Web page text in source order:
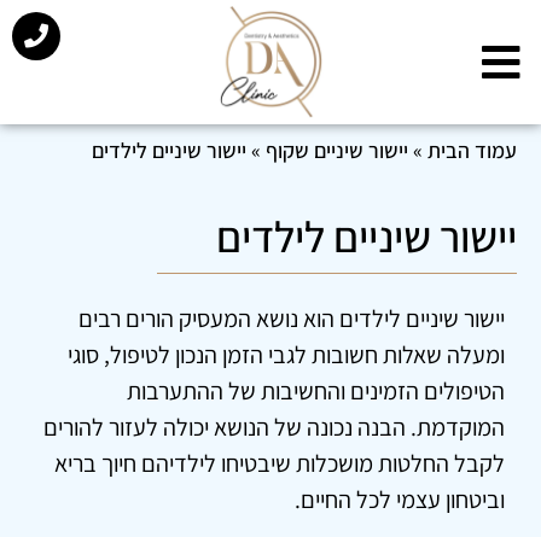
עמוד הבית » יישור שיניים שקוף » יישור שיניים לילדים
יישור שיניים לילדים
יישור שיניים לילדים הוא נושא המעסיק הורים רבים
ומעלה שאלות חשובות לגבי הזמן הנכון לטיפול, סוגי
הטיפולים הזמינים והחשיבות של ההתערבות
המוקדמת. הבנה נכונה של הנושא יכולה לעזור להורים
לקבל החלטות מושכלות שיבטיחו לילדיהם חיוך בריא
וביטחון עצמי לכל החיים.